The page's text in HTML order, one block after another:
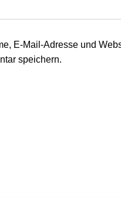
E-Mail-Adresse und
speichern.